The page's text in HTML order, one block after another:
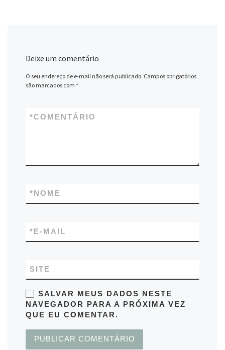
Deixe um comentário
O seu endereço de e-mail não será publicado. Campos obrigatórios
são marcados com*
COMENTÁRIO
*
NOME
*
E-MAIL
*
SITE
SALVAR MEUS DADOS NESTE
NAVEGADOR PARA A PRÓXIMA VEZ
QUE EU COMENTAR.